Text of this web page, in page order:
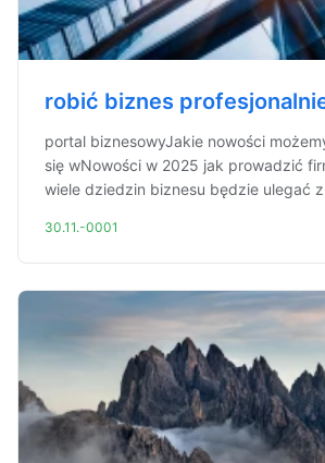
robić biznes
portal biznesowyJakie nowości
się wNowości w 2025 jak prowadzić
wiele dziedzin biznesu będzie ulegać
30.11.-0001